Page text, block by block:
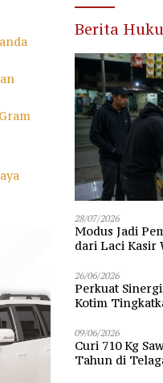
Berita
28/07/2026
Modus Jadi
dari Laci Kasir
26/06/2026
Perkuat
Kotim
09/06/2026
Curi 710 Kg
Tahun di